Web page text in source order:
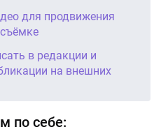
для продвижения
в редакции и
на внешних
по себе: